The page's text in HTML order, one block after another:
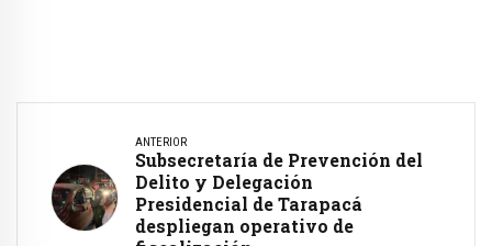
ANTERIOR
Subsecretaría de Prevención del
Delito y Delegación
Presidencial de Tarapacá
despliegan operativo de